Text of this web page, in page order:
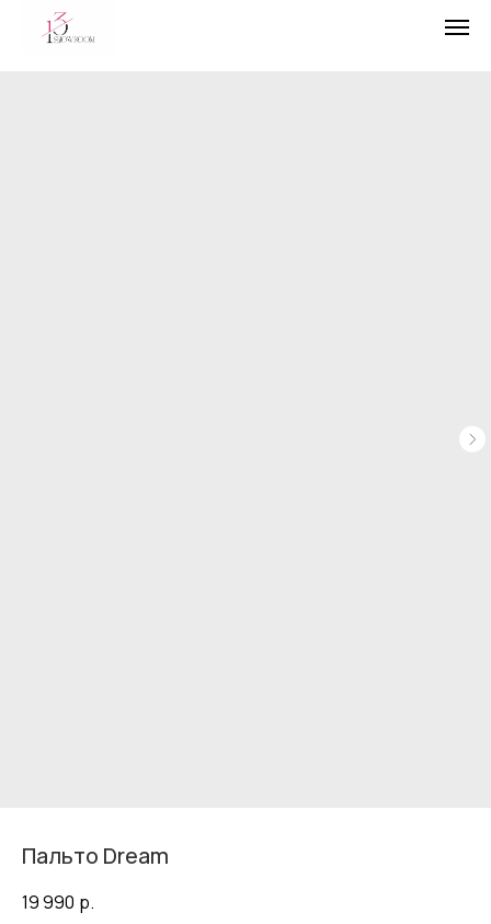
Пальто Dream
19 990 р.